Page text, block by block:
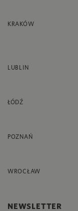
KRAKÓW
LUBLIN
ŁÓDŹ
POZNAŃ
WROCŁAW
NEWSLETTER